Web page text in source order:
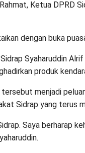
Ketua DPRD
dengan buka
Syaharuddin
produk
menjadi
Sidrap yang terus
Saya berharap